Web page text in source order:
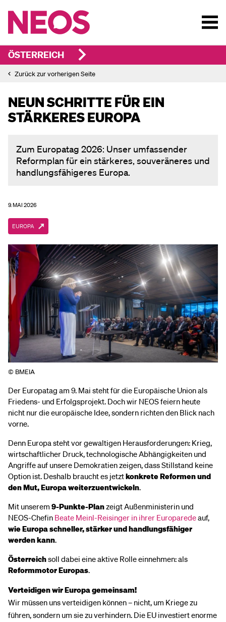
ÖSTERREICH
Zurück zur vorherigen Seite
NEUN SCHRITTE FÜR EIN
STÄRKERES EUROPA
Zum Europatag 2026: Unser umfassender
Reformplan für ein stärkeres, souveräneres und
handlungsfähigeres Europa.
9. MAI 2026
EUROPA
© BMEIA
Der Europatag am 9. Mai steht für die Europäische Union als
Friedens- und Erfolgsprojekt. Doch wir NEOS feiern heute
nicht nur die europäische Idee, sondern richten den Blick nach
vorne.
Denn Europa steht vor gewaltigen Herausforderungen: Krieg,
wirtschaftlicher Druck, technologische Abhängigkeiten und
Angriffe auf unsere Demokratien zeigen, dass Stillstand keine
Option ist. Deshalb braucht es jetztkonkrete Reformen und
den Mut, Europa weiterzuentwickeln.
Mit unserem 9-Punkte-Planzeigt Außenministerin und
NEOS-Chefin Beate Meinl-Reisinger in ihrer Europaredeauf,
wie Europa schneller, stärker und handlungsfähiger
werden kann.
Österreichsoll dabei eine aktive Rolle einnehmen: als
Reformmotor Europas.
Verteidigen wir Europa gemeinsam!
Wir müssen uns verteidigen können – nicht, um Kriege zu
führen, sondern um sie zu verhindern. Die EU investiert enorme